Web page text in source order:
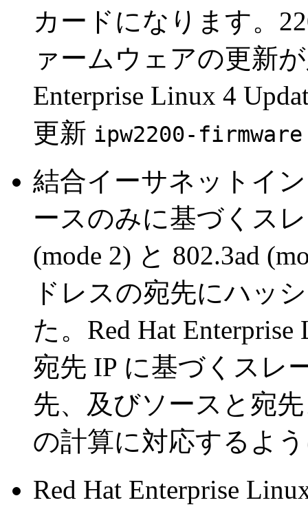
カードになります。
ァームウェアの更新
Enterprise Linux 4
更新 ipw2200-firmware
結合イーサネットイ
ースのみに基づくス
(mode 2) と 802.3ad
ドレスの宛先にハッ
た。Red Hat
宛先 IP に基づくスレ
先、及びソースと宛
の計算に対応するよ
Red Hat Enterprise